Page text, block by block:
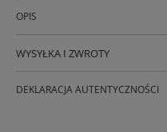
OPIS
WYSYŁKA I ZWROTY
DEKLARACJA AUTENTYCZNOŚCI